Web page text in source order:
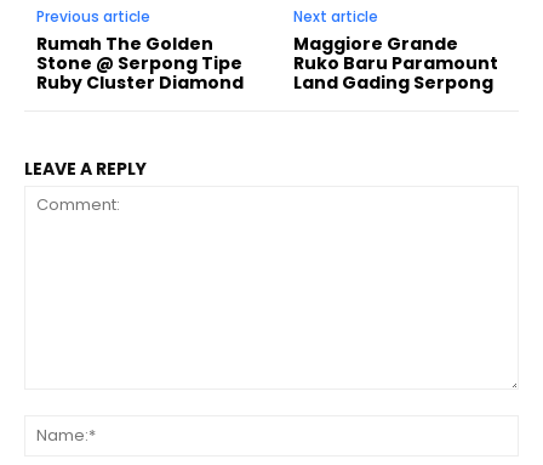
Previous article
Rumah The Golden
Stone @ Serpong Tipe
Ruby Cluster Diamond
Next article
Maggiore Grande
Ruko Baru Paramount
Land Gading Serpong
LEAVE A REPLY